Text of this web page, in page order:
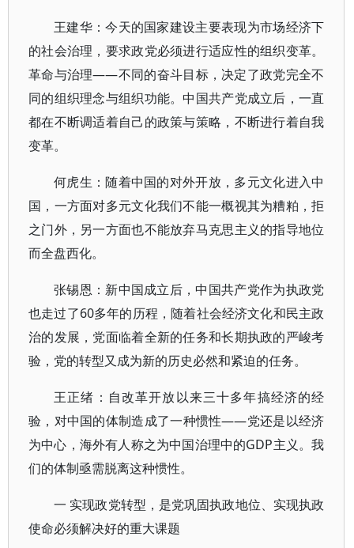
王建华：今天的国家建设主要表现为市场经济下
的社会治理，要求政党必须进行适应性的组织变革。
革命与治理——不同的奋斗目标，决定了政党完全不
同的组织理念与组织功能。中国共产党成立后，一直
都在不断调适着自己的政策与策略，不断进行着自我
变革。
何虎生：随着中国的对外开放，多元文化进入中
国，一方面对多元文化我们不能一概视其为糟粕，拒
之门外，另一方面也不能放弃马克思主义的指导地位
而全盘西化。
张锡恩：新中国成立后，中国共产党作为执政党
也走过了60多年的历程，随着社会经济文化和民主政
治的发展，党面临着全新的任务和长期执政的严峻考
验，党的转型又成为新的历史必然和紧迫的任务。
王正绪：自改革开放以来三十多年搞经济的经
验，对中国的体制造成了一种惯性——党还是以经济
为中心，海外有人称之为中国治理中的GDP主义。我
们的体制亟需脱离这种惯性。
一 实现政党转型，是党巩固执政地位、实现执政
使命必须解决好的重大课题